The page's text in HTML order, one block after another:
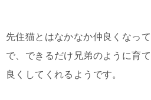
先住猫とはなかなか仲良くなっ
で、できるだけ兄弟のように育
良くしてくれるようです。